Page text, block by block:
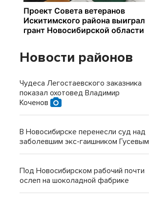
Новости районов
Чудеса Легостаевского заказника
показал охотовед Владимир
Коченов
В Новосибирске перенесли суд над
заболевшим экс-гаишником Гусевым
Под Новосибирском рабочий почти
ослеп на шоколадной фабрике